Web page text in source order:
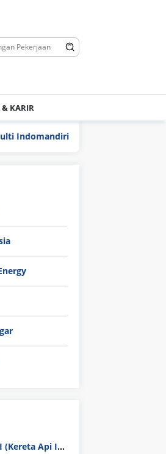
& KARIR
(MIM)
Gaji Karyawan PT KAI (Kereta Api Indonesia) Update 2025